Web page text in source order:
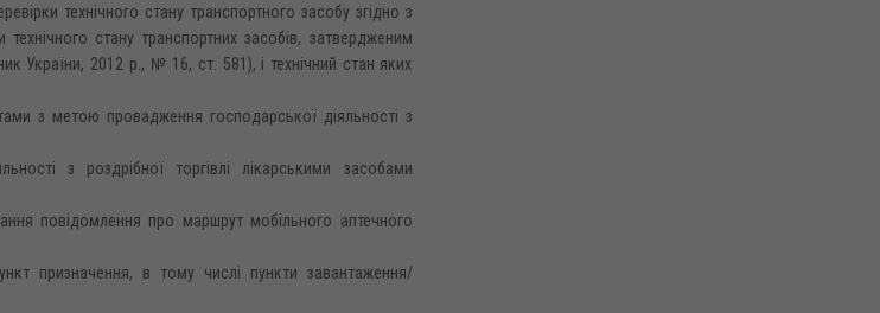
технічного стану транспортного засобу згідно з
стану транспортних засобів, затвердженим
України, 2012 р., № 16, ст. 581), і технічний стан яких
з метою провадження господарської діяльності з
з роздрібної торгівлі лікарськими засобами
повідомлення про маршрут мобільного аптечного
призначення, в тому числі пункти завантаження/